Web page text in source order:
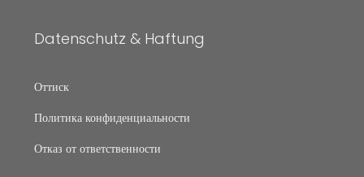
Datenschutz & Haftung
Оттиск
Политика конфиденциальности
Отказ от ответственности